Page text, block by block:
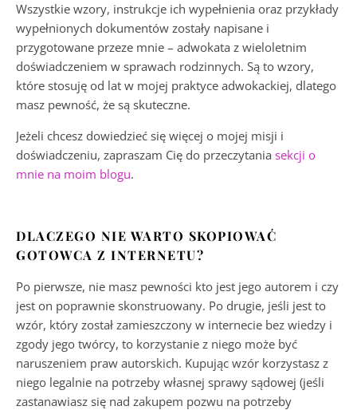
Wszystkie wzory, instrukcje ich wypełnienia oraz przykłady
wypełnionych dokumentów zostały napisane i
przygotowane przeze mnie – adwokata z wieloletnim
doświadczeniem w sprawach rodzinnych. Są to wzory,
które stosuję od lat w mojej praktyce adwokackiej, dlatego
masz pewność, że są skuteczne.
Jeżeli chcesz dowiedzieć się więcej o mojej misji i
doświadczeniu, zapraszam Cię do przeczytania sekcji o
mnie na moim blogu.
DLACZEGO NIE WARTO SKOPIOWAĆ
GOTOWCA Z INTERNETU?
Po pierwsze, nie masz pewności kto jest jego autorem i czy
jest on poprawnie skonstruowany. Po drugie, jeśli jest to
wzór, który został zamieszczony w internecie bez wiedzy i
zgody jego twórcy, to korzystanie z niego może być
naruszeniem praw autorskich. Kupując wzór korzystasz z
niego legalnie na potrzeby własnej sprawy sądowej (jeśli
zastanawiasz się nad zakupem pozwu na potrzeby